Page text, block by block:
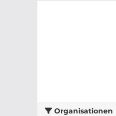
Organisationen